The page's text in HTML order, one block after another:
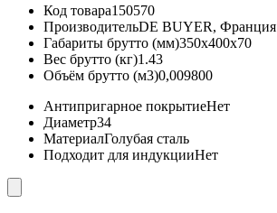
Код товара150570
ПроизводительDE BUYER, Франция
Габариты брутто (мм)350x400x70
Вес брутто (кг)1.43
Объём брутто (м3)0,009800
Антипригарное покрытиеНет
Диаметр34
МатериалГолубая сталь
Подходит для индукцииНет